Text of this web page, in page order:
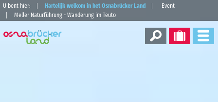
U bent hier: Hartelijk welkom in het Osnabrücker Land
Event
Meller Naturführung - Wanderung im Teuto